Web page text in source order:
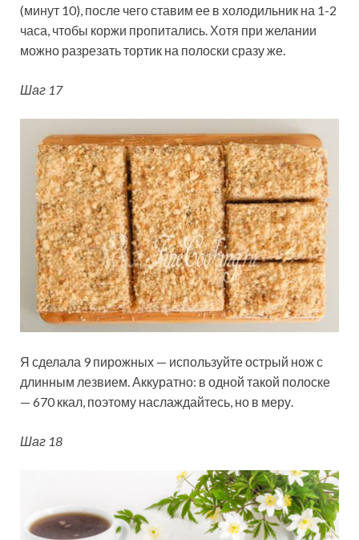
(минут 10), после чего ставим ее в холодильник на 1-2
часа, чтобы коржи пропитались. Хотя при желании
можно разрезать тортик на полоски сразу же.
Шаг 17
Я сделала 9 пирожных — используйте острый нож с
длинным лезвием. Аккуратно: в одной такой полоске
— 670 ккал, поэтому наслаждайтесь, но в меру.
Шаг 18